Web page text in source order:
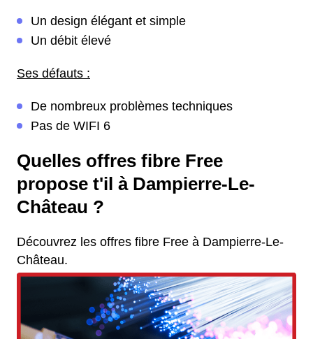
Un design élégant et simple
Un débit élevé
Ses défauts :
De nombreux problèmes techniques
Pas de WIFI 6
Quelles offres fibre Free
propose t'il à Dampierre-Le-
Château ?
Découvrez les offres fibre Free à Dampierre-Le-
Château.